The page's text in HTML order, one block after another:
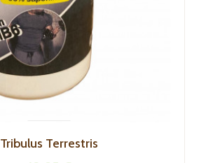
Tribulus Terrestris